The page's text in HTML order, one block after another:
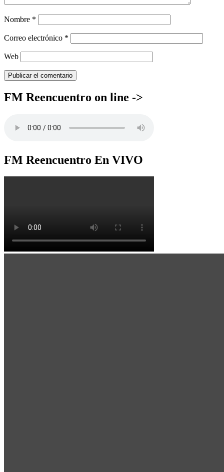
Nombre *
Correo electrónico *
Web
FM Reencuentro on line ->
FM Reencuentro En VIVO